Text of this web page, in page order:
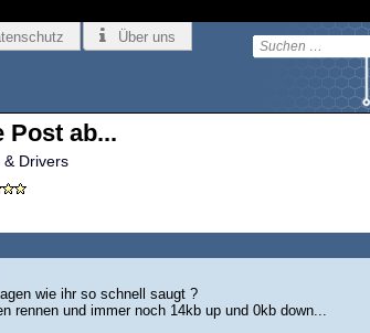
Über uns
Post ab...
& Drivers
wie ihr so schnell saugt ?
rennen und immer noch 14kb up und 0kb down...